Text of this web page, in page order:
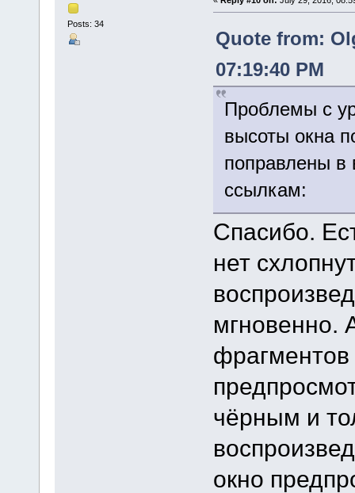
Posts: 34
Quote from:
07:19:40 PM
Проблемы с
высоты окна
поправлены в
ссылкам:
Спасибо.
нет
мгновенно.
фрагментов
чёрным и
окно